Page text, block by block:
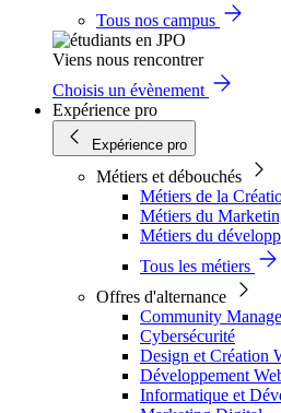
Tous nos campus
Viens nous rencontrer
Choisis un évènement
Expérience pro
Expérience pro
Métiers et débouchés
Métiers de la
Métiers du
Métiers du
Tous les métiers
Offres d'alternance
Community
Cybersécurité
Design et Création
Développement
Informatique et